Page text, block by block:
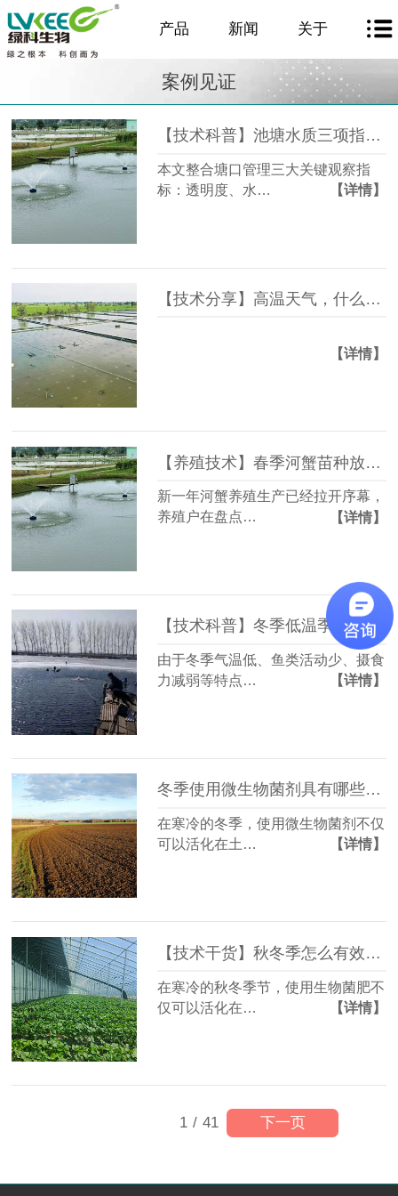
产品 新闻 关于
案例见证
【技术科普】池塘水质三项指标：透明度、水色、藻色，一篇全讲透
本文整合塘口管理三大关键观察指
标：透明度、水…
【详情】
【技术分享】高温天气，什么情况下，该用什么菌，养殖户必看！
【详情】
【养殖技术】春季河蟹苗种放养及养殖生产指导意见
新一年河蟹养殖生产已经拉开序幕，
养殖户在盘点…
【详情】
【技术科普】冬季低温季节水产养殖防寒措施，助力水产鱼类顺利越冬！
由于冬季气温低、鱼类活动少、摄食
力减弱等特点…
【详情】
冬季使用微生物菌剂具有哪些作用，你知道吗?
在寒冷的冬季，使用微生物菌剂不仅
可以活化在土…
【详情】
【技术干货】秋冬季怎么有效施用生物菌肥？
在寒冷的秋冬季节，使用生物菌肥不
仅可以活化在…
【详情】
1 / 41 下一页